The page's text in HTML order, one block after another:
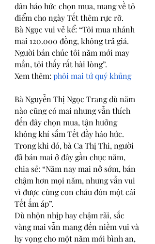
dân háo hức chọn mua, mang về tô
điểm cho ngày Tết thêm rực rỡ.
Bà Ngọc vui vẻ kể: “Tôi mua nhánh
mai 120.000 đồng, không trả giá.
Người bán chúc tôi năm mới may
mắn, tôi thấy rất hài lòng”.
Xem thêm: phôi mai tứ quý khủng
Bà Nguyễn Thị Ngọc Trang dù năm
nào cũng có mai nhưng vẫn thích
đến đây chọn mua, tận hưởng
không khí sắm Tết đầy háo hức.
Trong khi đó, bà Ca Thị Thi, người
đã bán mai ở đây gần chục năm,
chia sẻ: “Năm nay mai nở sớm, bán
chậm hơn mọi năm, nhưng vẫn vui
vì được cùng con cháu đón một cái
Tết ấm áp”.
Dù nhộn nhịp hay chậm rãi, sắc
vàng mai vẫn mang đến niềm vui và
hy vọng cho một năm mới bình an,